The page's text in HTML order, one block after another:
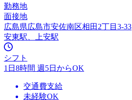
勤務地
面接地
広島県広島市安佐南区相田2丁目3-33
安東駅、上安駅
シフト
1日8時間 週5日からOK
交通費支給
未経験OK